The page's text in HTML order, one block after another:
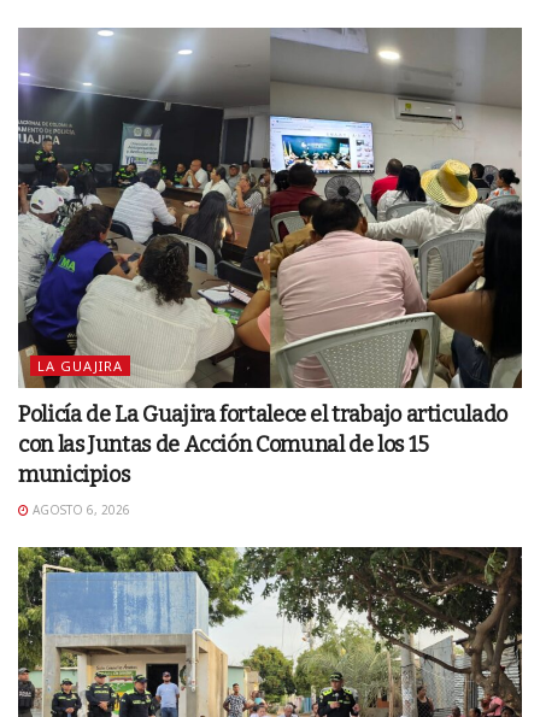
LA GUAJIRA
Policía de La Guajira fortalece el trabajo articulado
con las Juntas de Acción Comunal de los 15
municipios
AGOSTO 6, 2026